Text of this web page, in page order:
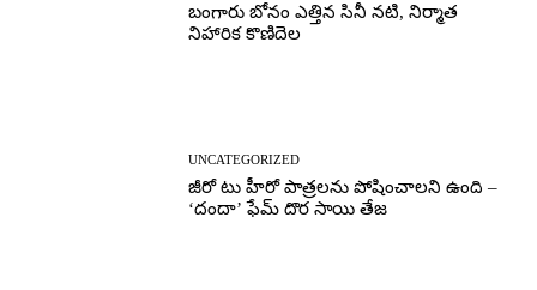
బంగారు బోనం ఎత్తిన సినీ నటి, నిర్మాత
నిహారిక కొణిదెల
UNCATEGORIZED
జీరో టు హీరో పాత్రలను పోషించాలని ఉంది –
‘దందా’ ఫేమ్ దొర సాయి తేజ